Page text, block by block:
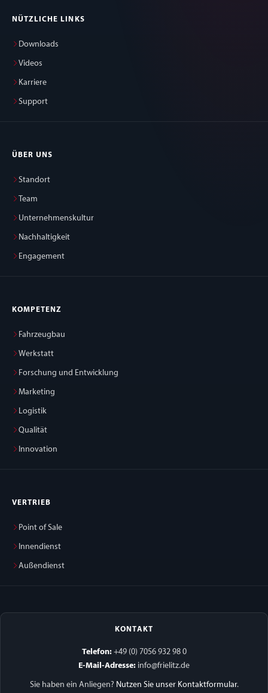
NÜTZLICHE LINKS
Downloads
Videos
Karriere
Support
ÜBER UNS
Standort
Team
Unternehmenskultur
Nachhaltigkeit
Engagement
KOMPETENZ
Fahrzeugbau
Werkstatt
Forschung und Entwicklung
Marketing
Logistik
Qualität
Innovation
VERTRIEB
Point of Sale
Innendienst
Außendienst
KONTAKT
Telefon:+49 (0) 7056 932 98 0
E-Mail-Adresse: info@frielitz.de
Sie haben ein Anliegen? Nutzen Sie unser Kontaktformular.